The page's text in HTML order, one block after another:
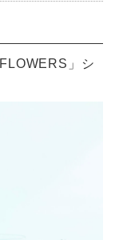
」シ